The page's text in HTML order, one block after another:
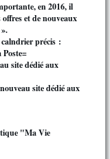
en 2016, il
et de nouveaux
calndrier précis :
site dédié aux
site dédié aux
"Ma Vie